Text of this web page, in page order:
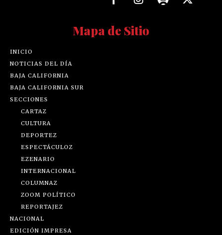
Mapa de Sitio
INICIO
NOTICIAS DEL DÍA
BAJA CALIFORNIA
BAJA CALIFORNIA SUR
SECCIONES
CARTAZ
CULTURA
DEPORTEZ
ESPECTÁCULOZ
EZENARIO
INTERNACIONAL
COLUMNAZ
ZOOM POLÍTICO
REPORTAJEZ
NACIONAL
EDICIÓN IMPRESA